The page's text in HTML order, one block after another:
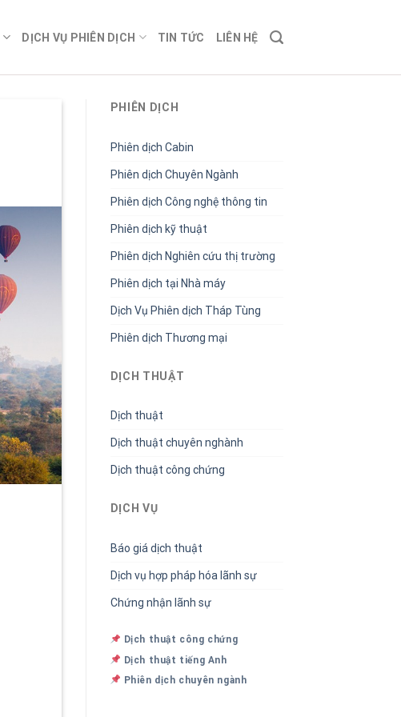
DỊCH VỤ PHIÊN DỊCH TIN TỨC LIÊN HỆ
PHIÊN DỊCH
Phiên dịch Cabin
Phiên dịch Chuyên Ngành
Phiên dịch Công nghệ thông tin
Phiên dịch kỹ thuật
Phiên dịch Nghiên cứu thị trường
Phiên dịch tại Nhà máy
Dịch Vụ Phiên dịch Tháp Tùng
Phiên dịch Thương mại
DỊCH THUẬT
Dịch thuật
Dịch thuật chuyên nghành
Dịch thuật công chứng
DỊCH VỤ
Báo giá dịch thuật
Dịch vụ hợp pháp hóa lãnh sự
Chứng nhận lãnh sự
Dịch thuật công chứng
Dịch thuật tiếng Anh
Phiên dịch chuyên ngành